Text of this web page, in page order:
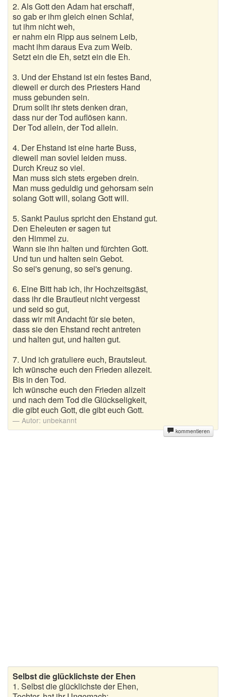
2. Als Gott den Adam hat erschaff,
so gab er ihm gleich einen Schlaf,
tut ihm nicht weh,
er nahm ein Ripp aus seinem Leib,
macht ihm daraus Eva zum Weib.
Setzt ein die Eh, setzt ein die Eh.
3. Und der Ehstand ist ein festes Band,
dieweil er durch des Priesters Hand
muss gebunden sein.
Drum sollt ihr stets denken dran,
dass nur der Tod auflösen kann.
Der Tod allein, der Tod allein.
4. Der Ehstand ist eine harte Buss,
dieweil man soviel leiden muss.
Durch Kreuz so viel.
Man muss sich stets ergeben drein.
Man muss geduldig und gehorsam sein
solang Gott will, solang Gott will.
5. Sankt Paulus spricht den Ehstand gut.
Den Eheleuten er sagen tut
den Himmel zu.
Wann sie ihn halten und fürchten Gott.
Und tun und halten sein Gebot.
So sei's genung, so sei's genung.
6. Eine Bitt hab ich, ihr Hochzeitsgäst,
dass ihr die Brautleut nicht vergesst
und seid so gut,
dass wir mit Andacht für sie beten,
dass sie den Ehstand recht antreten
und halten gut, und halten gut.
7. Und ich gratuliere euch, Brautsleut.
Ich wünsche euch den Frieden allezeit.
Bis in den Tod.
Ich wünsche euch den Frieden allzeit
und nach dem Tod die Glückseligkeit,
die gibt euch Gott, die gibt euch Gott.
Autor: unbekannt
kommentieren
Selbst die glücklichste der Ehen
1. Selbst die glücklichste der Ehen,